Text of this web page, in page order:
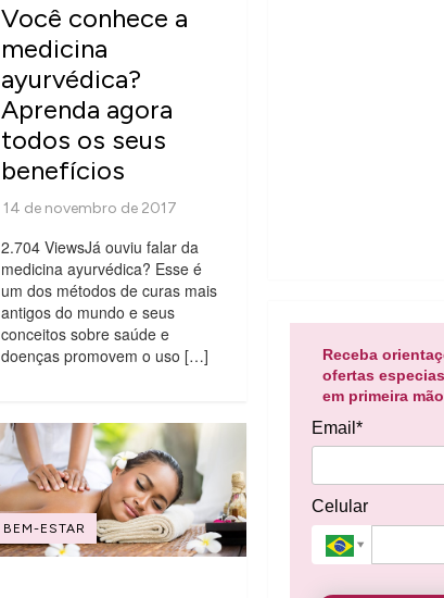
Você conhece a
medicina
ayurvédica?
Aprenda agora
todos os seus
benefícios
2.704 ViewsJá ouviu falar da
medicina ayurvédica? Esse é
um dos métodos de curas mais
antigos do mundo e seus
conceitos sobre saúde e
doenças promovem o uso […]
BEM-ESTAR
Receba
ofertas
em primeira mão
Email*
Celular